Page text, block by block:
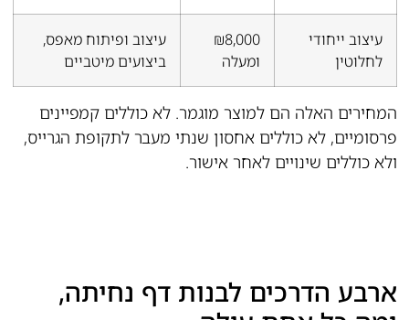
עיצוב ייחודי
לחלוטין
₪8,000
ומעלה
עיצוב ופיתוח מאפס,
ביצועים מיטביים
המחירים האלה הם למוצר מוגמר. לא כוללים קמפיינים
פרסומיים, לא כוללים אחסון שנתי מעבר לתקופת הגרייס,
ולא כוללים שינויים לאחר אישור.
ארבע הדרכים לבנות דף נחיתה,